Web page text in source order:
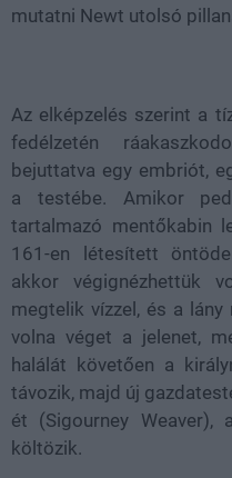
mutatni Newt utolsó
Az elképzelés szerint a
fedélzetén
bejuttatva egy embriót,
a testébe. Amikor
tartalmazó mentőkabin
161-en létesített
akkor végignézhettük
megtelik vízzel, és a
volna véget a jelenet,
halálát követően a
távozik, majd új
ét (Sigourney Weaver),
költözik.